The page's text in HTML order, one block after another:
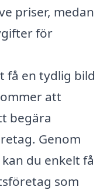
priser, medan
för
få en tydlig bild
att
begära
Genom
du enkelt få
som